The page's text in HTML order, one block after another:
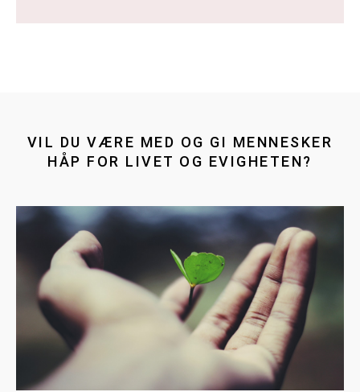
VIL DU VÆRE MED OG GI MENNESKER
HÅP FOR LIVET OG EVIGHETEN?